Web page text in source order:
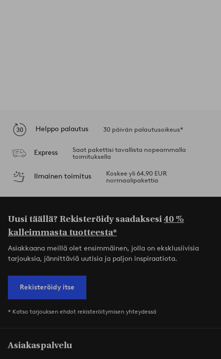
Helppo palautus 30 päivän palautusoikeus*
Express
Saat pakettisi tavallista nopeammalla
toimituksella
Ilmainen toimitus
Koskee yli 64,90 EUR
normaalipakettia
Uusi täällä? Rekisteröidy saadaksesi40 %
kalleimmasta tuotteesta*
Asiakkaana meillä olet ensimmäinen, jolla on eksklusiivisia
tarjouksia, jännittäviä uutisia ja paljon inspiraatiota.
Rekisteröidy itse
* Katso tarjouksen ehdot rekisteröitymisen yhteydessä
Asiakaspalvelu